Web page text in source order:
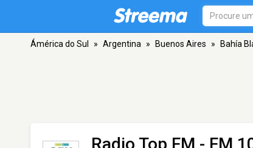
Ámérica do Sul » Argentina » Buenos Aires » Bahía